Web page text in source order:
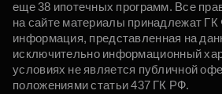
еще 38 ипотечных программ. Все
на сайте материалы принадлежат
информация, представленная на
исключительно информационный
условиях не является публичной
положениями статьи 437 ГК РФ.